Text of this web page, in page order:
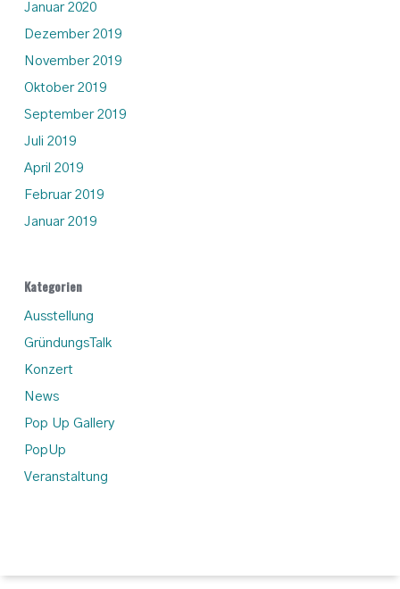
Januar 2020
Dezember 2019
November 2019
Oktober 2019
September 2019
Juli 2019
April 2019
Februar 2019
Januar 2019
Kategorien
Ausstellung
GründungsTalk
Konzert
News
Pop Up Gallery
PopUp
Veranstaltung